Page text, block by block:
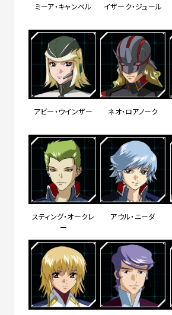
ミーア・キャンベル イザーク・ジュール
アビー・ウインザー ネオ・ロアノーク
スティング・オークレ
ー
アウル・ニーダ